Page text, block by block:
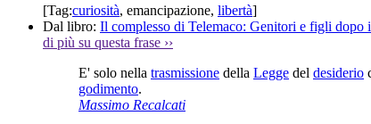
[Tag:curiosità, emancipazione, libertà]
Dal libro: Il complesso di Telemaco: Genitori e figli dopo
di più su questa frase ››
E' solo nella trasmissione della Legge del desiderio
godimento.
Massimo Recalcati